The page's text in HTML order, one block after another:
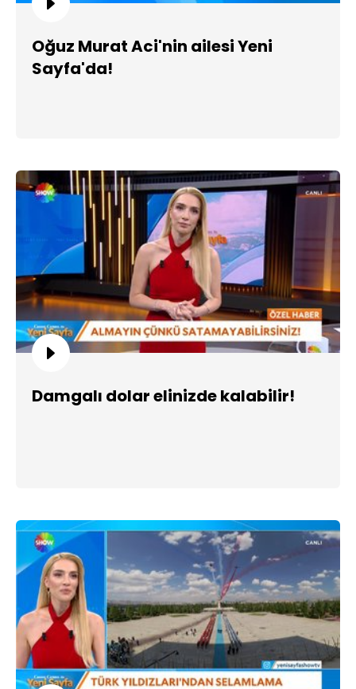
Oğuz Murat Aci'nin ailesi Yeni
Sayfa'da!
Damgalı dolar elinizde kalabilir!